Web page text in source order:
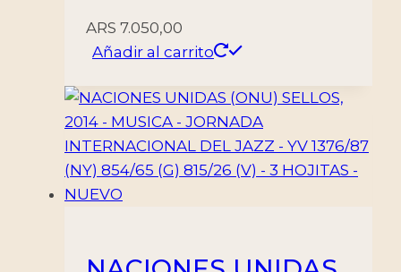
ARS 7.050,00
Añadir al carrito